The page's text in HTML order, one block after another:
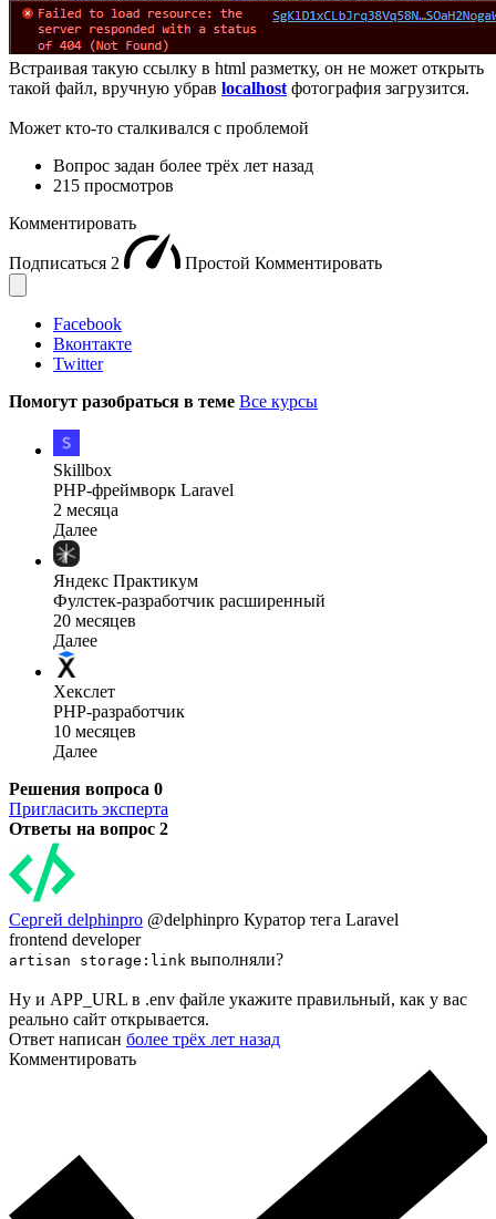
Встраивая такую ссылку в html разметку, он не может открыть
такой файл, вручную убрав localhost фотография загрузится.
Может кто-то сталкивался с проблемой
Вопрос задан более трёх лет назад
215 просмотров
Комментировать
Подписаться 2 Простой Комментировать
Facebook
Вконтакте
Twitter
Помогут разобраться в теме Все курсы
Skillbox
PHP-фреймворк Laravel
2 месяца
Далее
Яндекс Практикум
Фулстек-разработчик расширенный
20 месяцев
Далее
Хекслет
PHP-разработчик
10 месяцев
Далее
Решения вопроса 0
Пригласить эксперта
Ответы на вопрос 2
Сергей delphinpro @delphinpro Куратор тега Laravel
frontend developer
artisan storage:link выполняли?
Ну и APP_URL в .env файле укажите правильный, как у вас
реально сайт открывается.
Ответ написан более трёх лет назад
Комментировать